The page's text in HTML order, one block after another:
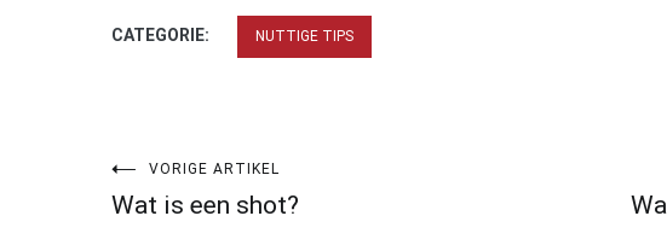
CATEGORIE: NUTTIGE TIPS
Bericht
navigatie
VORIGE ARTIKEL
Wat is een shot?